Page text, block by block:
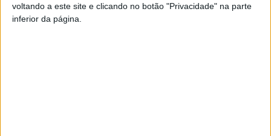
voltando a este site e clicando no botão "Privacidade" na parte
inferior da página.
TAGS Mangualde Stellantis